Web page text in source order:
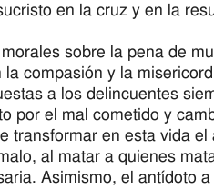
en la cruz y en la
sobre la pena de
compasión y la
a los delincuentes
por el mal cometido y
transformar en esta vida el
al matar a quienes
Asimismo, el antídoto